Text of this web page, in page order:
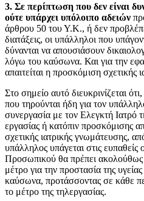
3. Σε περίπτωση που δεν είναι
ούτε υπάρχει υπόλοιπο αδειών
άρθρου 50 του Υ.Κ., ή δεν
διατάξεις, οι υπάλληλοι που
δύνανται να απουσιάσουν
λόγω του καύσωνα. Και για την
απαιτείται η προσκόμιση σχετικής
Στο σημείο αυτό διευκρινίζεται
που τηρούνται ήδη για τον
συνεργασία με τον Ελεγκτή Ιατρό
εργασίας ή κατόπιν προσκόμισης
σχετικής ιατρικής γνωμάτευσης,
υπάλληλος υπάγεται στις
Προσωπικού θα πρέπει ακολούθως
μέτρο για την προστασία της
καύσωνα, προτάσσοντας σε κάθε
το μέτρο της τηλεργασίας.